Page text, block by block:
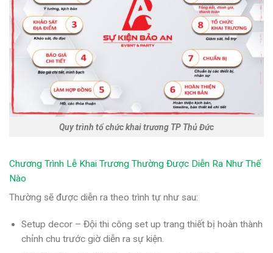
Quy trình tổ chức khai trương TP Thủ Đức
Chương Trình Lễ Khai Trương Thường Được Diễn Ra Như Thế
Nào
Thường sẽ được diễn ra theo trình tự như sau:
Setup decor – Đội thi công set up trang thiết bị hoàn thành
chỉnh chu trước giờ diễn ra sự kiện.